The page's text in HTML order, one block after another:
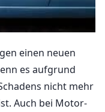
einen neuen
es aufgrund
nicht mehr
Auch bei Motor-